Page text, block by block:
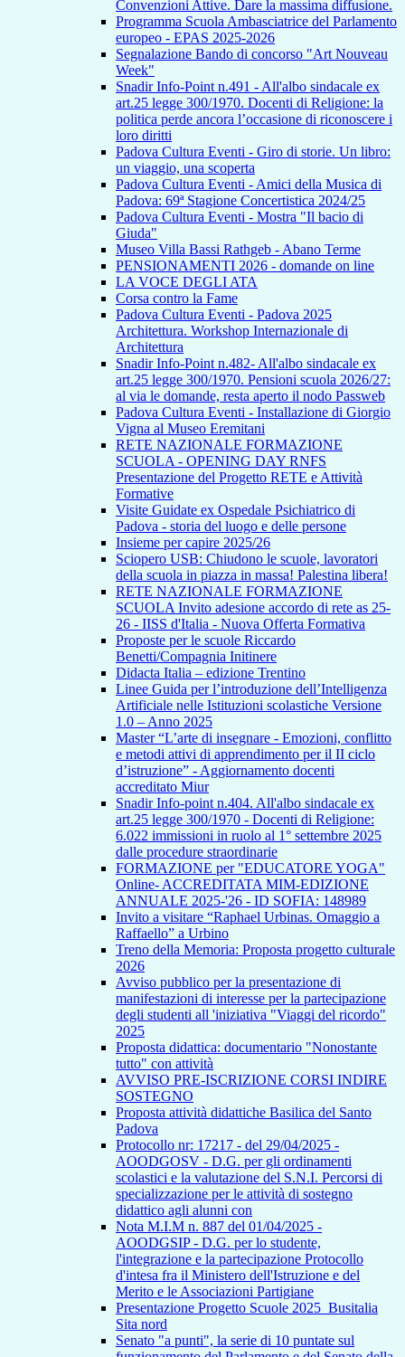
Convenzioni Attive. Dare la massima diffusione.
Programma Scuola Ambasciatrice del Parlamento
europeo - EPAS 2025-2026
Segnalazione Bando di concorso "Art Nouveau
Week"
Snadir Info-Point n.491 - All'albo sindacale ex
art.25 legge 300/1970. Docenti di Religione: la
politica perde ancora l’occasione di riconoscere i
loro diritti
Padova Cultura Eventi - Giro di storie. Un libro:
un viaggio, una scoperta
Padova Cultura Eventi - Amici della Musica di
Padova: 69ª Stagione Concertistica 2024/25
Padova Cultura Eventi - Mostra "Il bacio di
Giuda"
Museo Villa Bassi Rathgeb - Abano Terme
PENSIONAMENTI 2026 - domande on line
LA VOCE DEGLI ATA
Corsa contro la Fame
Padova Cultura Eventi - Padova 2025
Architettura. Workshop Internazionale di
Architettura
Snadir Info-Point n.482- All'albo sindacale ex
art.25 legge 300/1970. Pensioni scuola 2026/27:
al via le domande, resta aperto il nodo Passweb
Padova Cultura Eventi - Installazione di Giorgio
Vigna al Museo Eremitani
RETE NAZIONALE FORMAZIONE
SCUOLA - OPENING DAY RNFS
Presentazione del Progetto RETE e Attività
Formative
Visite Guidate ex Ospedale Psichiatrico di
Padova - storia del luogo e delle persone
Insieme per capire 2025/26
Sciopero USB: Chiudono le scuole, lavoratori
della scuola in piazza in massa! Palestina libera!
RETE NAZIONALE FORMAZIONE
SCUOLA Invito adesione accordo di rete as 25-
26 - IISS d'Italia - Nuova Offerta Formativa
Proposte per le scuole Riccardo
Benetti/Compagnia Initinere
Didacta Italia – edizione Trentino
Linee Guida per l’introduzione dell’Intelligenza
Artificiale nelle Istituzioni scolastiche Versione
1.0 – Anno 2025
Master “L’arte di insegnare - Emozioni, conflitto
e metodi attivi di apprendimento per il II ciclo
d’istruzione” - Aggiornamento docenti
accreditato Miur
Snadir Info-point n.404. All'albo sindacale ex
art.25 legge 300/1970 - Docenti di Religione:
6.022 immissioni in ruolo al 1° settembre 2025
dalle procedure straordinarie
FORMAZIONE per "EDUCATORE YOGA"
Online- ACCREDITATA MIM-EDIZIONE
ANNUALE 2025-'26 - ID SOFIA: 148989
Invito a visitare “Raphael Urbinas. Omaggio a
Raffaello” a Urbino
Treno della Memoria: Proposta progetto culturale
2026
Avviso pubblico per la presentazione di
manifestazioni di interesse per la partecipazione
degli studenti all 'iniziativa "Viaggi del ricordo"
2025
Proposta didattica: documentario "Nonostante
tutto" con attività
AVVISO PRE-ISCRIZIONE CORSI INDIRE
SOSTEGNO
Proposta attività didattiche Basilica del Santo
Padova
Protocollo nr: 17217 - del 29/04/2025 -
AOODGOSV - D.G. per gli ordinamenti
scolastici e la valutazione del S.N.I. Percorsi di
specializzazione per le attività di sostegno
didattico agli alunni con
Nota M.I.M n. 887 del 01/04/2025 -
AOODGSIP - D.G. per lo studente,
l'integrazione e la partecipazione Protocollo
d'intesa fra il Ministero dell'Istruzione e del
Merito e le Associazioni Partigiane
Presentazione Progetto Scuole 2025_Busitalia
Sita nord
Senato "a punti", la serie di 10 puntate sul